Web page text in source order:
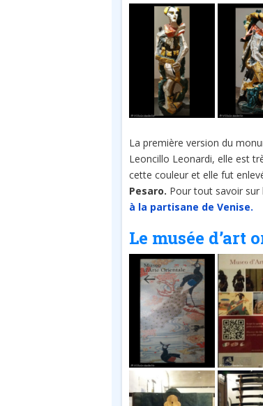
La première version du
Leoncillo Leonardi, elle est
cette couleur et elle fut
Pesaro. Pour tout savoir sur
à la partisane de Venise.
Le musée d’art